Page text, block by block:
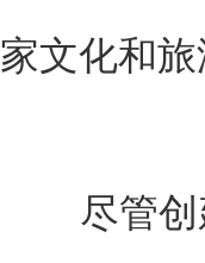
家文化和
尽管创建